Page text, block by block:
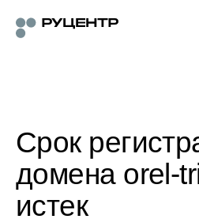
Срок
домена orel-
истек